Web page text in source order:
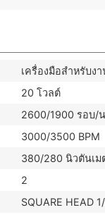
เครื่องมือสำหรับง
20 โวลต์
2600/1900 รอบ/
3000/3500 BPM
380/280 นิวตันเม
2
SQUARE HEAD